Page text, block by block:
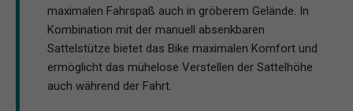
maximalen Fahrspaß auch in gröberem Gelände. In
Kombination mit der manuell absenkbaren
Sattelstütze bietet das Bike maximalen Komfort und
ermöglicht das mühelose Verstellen der Sattelhöhe
auch während der Fahrt.